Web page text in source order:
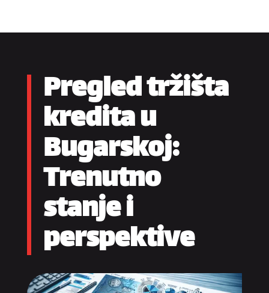
Pregled tržišta
kredita u
Bugarskoj:
Trenutno
stanje i
perspektive